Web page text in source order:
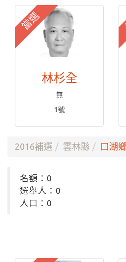
當選
林杉全
無
1號
2016補選 雲林縣 口湖
名額：0
選舉人：0
人口：0